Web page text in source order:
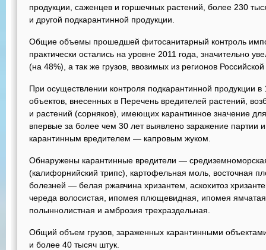
продукции, саженцев и горшечных растений, более 230
и другой подкарантинной продукции.
Общие объемы прошедшей фитосанитарный контроль
практически остались на уровне 2011 года, значительно
(на 48%), а так же грузов, ввозимых из регионов
При осуществлении контроля подкарантинной продукции
объектов, внесенных в Перечень вредителей растений,
и растений (сорняков), имеющих карантинное значение
впервые за более чем 30 лет выявлено заражение партии
карантинным вредителем — капровым жуком.
Обнаружены карантинные вредители —
(калифорнийский трипс), картофельная моль, восточная
болезней — белая ржавчина хризантем, аскохитоз
череда волосистая, ипомея плющевидная, ипомея
полыннолистная и амброзия трехраздельная.
Общий объем грузов, зараженных карантинными
и более 40 тысяч штук.